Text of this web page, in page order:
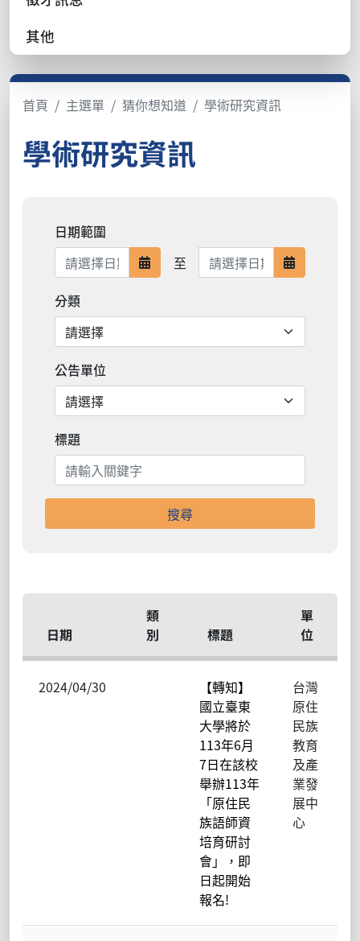
其他
首頁 主選單 猜你想知道 學術研究資訊
學術研究資訊
日期範圍
日期範圍開始
至 日期範圍結束 日期範圍
分類
公告單位
標題
搜尋
日期
類
別
標題
單
位
2024/04/30
【轉知】
國立臺東
大學將於
113年6月
7日在該校
舉辦113年
「原住民
族語師資
培育研討
會」，即
日起開始
報名!
台灣
原住
民族
教育
及產
業發
展中
心